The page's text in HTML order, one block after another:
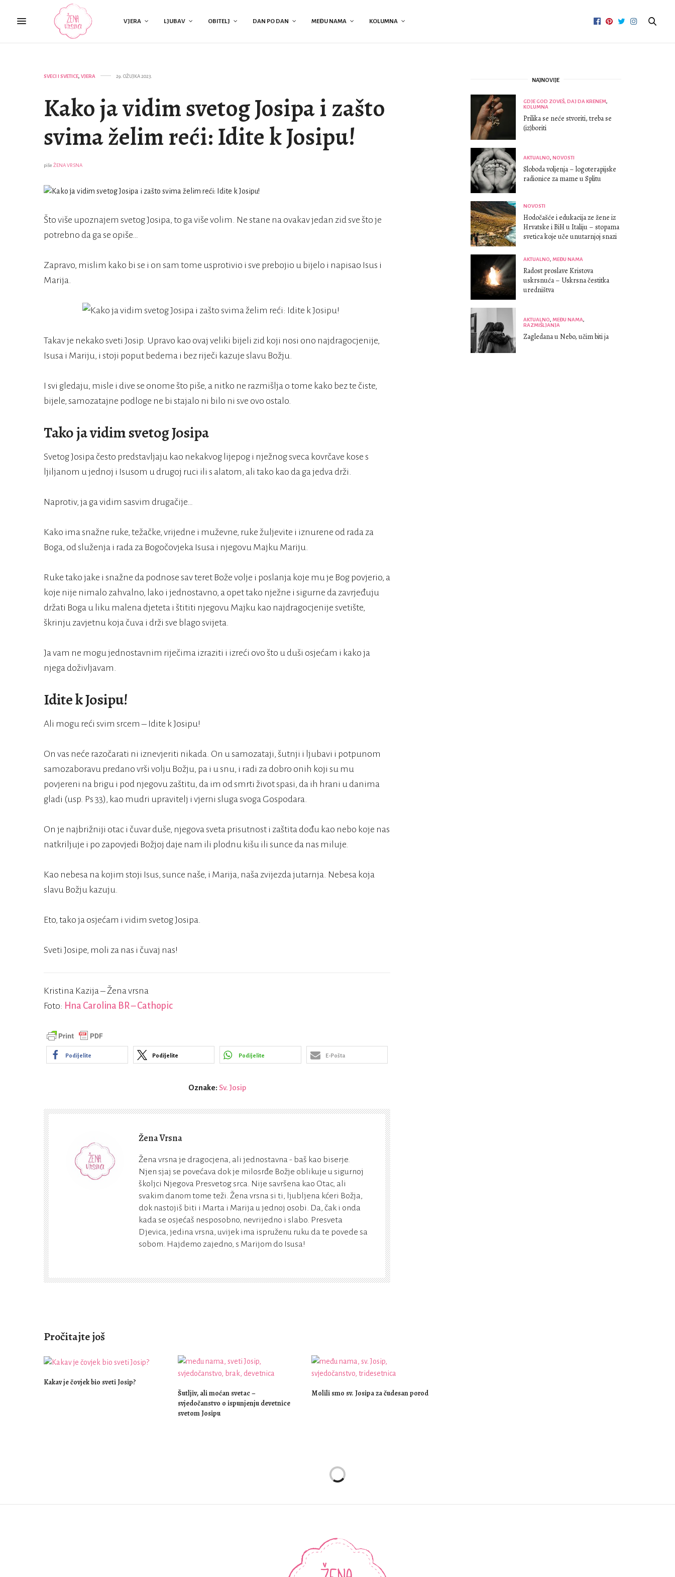
VJERA LJUBAV OBITELJ DAN PO DAN MEĐU NAMA KOLUMNA
SVECI I SVETICE, VJERA 29. OŽUJKA 2023.
Kako ja vidim svetog Josipa i zašto
svima želim reći: Idite k Josipu!
piše ŽENA VRSNA
Što više upoznajem svetog Josipa, to ga više volim. Ne stane na ovakav jedan zid sve što je
potrebno da ga se opiše…
Zapravo, mislim kako bi se i on sam tome usprotivio i sve prebojio u bijelo i napisao Isus i
Marija.
Takav je nekako sveti Josip. Upravo kao ovaj veliki bijeli zid koji nosi ono najdragocjenije,
Isusa i Mariju, i stoji poput bedema i bez riječi kazuje slavu Božju.
I svi gledaju, misle i dive se onome što piše, a nitko ne razmišlja o tome kako bez te čiste,
bijele, samozatajne podloge ne bi stajalo ni bilo ni sve ovo ostalo.
Tako ja vidim svetog Josipa
Svetog Josipa često predstavljaju kao nekakvog lijepog i nježnog sveca kovrčave kose s
ljiljanom u jednoj i Isusom u drugoj ruci ili s alatom, ali tako kao da ga jedva drži.
Naprotiv, ja ga vidim sasvim drugačije…
Kako ima snažne ruke, težačke, vrijedne i muževne, ruke žuljevite i iznurene od rada za
Boga, od služenja i rada za Bogočovjeka Isusa i njegovu Majku Mariju.
Ruke tako jake i snažne da podnose sav teret Bože volje i poslanja koje mu je Bog povjerio, a
koje nije nimalo zahvalno, lako i jednostavno, a opet tako nježne i sigurne da zavrjeđuju
držati Boga u liku malena djeteta i štititi njegovu Majku kao najdragocjenije svetište,
škrinju zavjetnu koja čuva i drži sve blago svijeta.
Ja vam ne mogu jednostavnim riječima izraziti i izreći ovo što u duši osjećam i kako ja
njega doživljavam.
Idite k Josipu!
Ali mogu reći svim srcem – Idite k Josipu!
On vas neće razočarati ni iznevjeriti nikada. On u samozataji, šutnji i ljubavi i potpunom
samozaboravu predano vrši volju Božju, pa i u snu, i radi za dobro onih koji su mu
povjereni na brigu i pod njegovu zaštitu, da im od smrti život spasi, da ih hrani u danima
gladi (usp. Ps 33), kao mudri upravitelj i vjerni sluga svoga Gospodara.
On je najbrižniji otac i čuvar duše, njegova sveta prisutnost i zaštita dođu kao nebo koje nas
natkriljuje i po zapovjedi Božjoj daje nam ili plodnu kišu ili sunce da nas miluje.
Kao nebesa na kojim stoji Isus, sunce naše, i Marija, naša zvijezda jutarnja. Nebesa koja
slavu Božju kazuju.
Eto, tako ja osjećam i vidim svetog Josipa.
Sveti Josipe, moli za nas i čuvaj nas!
Kristina Kazija – Žena vrsna
Foto: Hna Carolina BR – Cathopic
Podijelite Podijelite Podijelite E-Pošta
Oznake: Sv. Josip
Žena Vrsna
Žena vrsna je dragocjena, ali jednostavna - baš kao biserje.
Njen sjaj se povećava dok je milosrđe Božje oblikuje u sigurnoj
školjci Njegova Presvetog srca. Nije savršena kao Otac, ali
svakim danom tome teži. Žena vrsna si ti, ljubljena kćeri Božja,
dok nastojiš biti i Marta i Marija u jednoj osobi. Da, čak i onda
kada se osjećaš nesposobno, nevrijedno i slabo. Presveta
Djevica, jedina vrsna, uvijek ima ispruženu ruku da te povede sa
sobom. Hajdemo zajedno, s Marijom do Isusa!
Pročitajte još
Kakav je čovjek bio sveti Josip?
Šutljiv, ali moćan svetac –
svjedočanstvo o ispunjenju devetnice
svetom Josipu
Molili smo sv. Josipa za čudesan porod
NAJNOVIJE
GDJE GOD ZOVEŠ, DAJ DA KRENEM,
KOLUMNA
Prilika se neće stvoriti, treba se
(iz)boriti
AKTUALNO, NOVOSTI
Sloboda voljenja – logoterapijske
radionice za mame u Splitu
NOVOSTI
Hodočašće i edukacija ze žene iz
Hrvatske i BiH u Italiju – stopama
svetica koje uče unutarnjoj snazi
AKTUALNO, MEĐU NAMA
Radost proslave Kristova
uskrsnuća – Uskrsna čestitka
uredništva
AKTUALNO, MEĐU NAMA,
RAZMIŠLJANJA
Zagledana u Nebo, učim biti ja